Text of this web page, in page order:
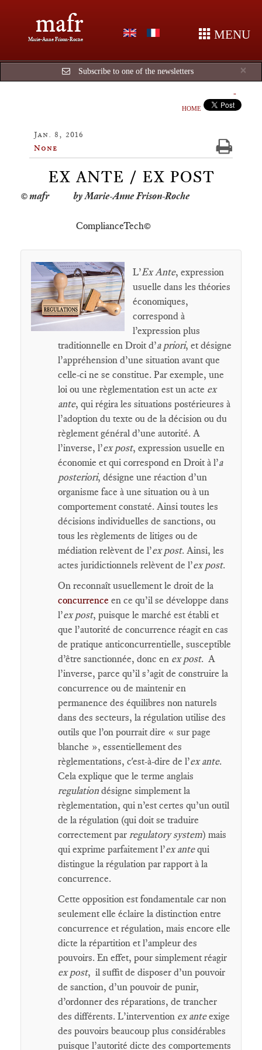
mafr
Marie-Anne Frison-Roche MENU
×
Subscribe to one of the newsletters
HOME
Jan. 8, 2016
None
EX ANTE / EX POST
by Marie-Anne Frison-Roche
ComplianceTech©
L’Ex Ante, expression
usuelle dans les théories
économiques,
correspond à
l’expression plus
traditionnelle en Droit d’a priori, et désigne
l’appréhension d’une situation avant que
celle-ci ne se constitue. Par exemple, une
loi ou une règlementation est un acte ex
ante, qui régira les situations postérieures à
l’adoption du texte ou de la décision ou du
règlement général d’une autorité. A
l’inverse, l’ex post, expression usuelle en
économie et qui correspond en Droit à l’a
posteriori, désigne une réaction d’un
organisme face à une situation ou à un
comportement constaté. Ainsi toutes les
décisions individuelles de sanctions, ou
tous les règlements de litiges ou de
médiation relèvent de l’ex post. Ainsi, les
actes juridictionnels relèvent de l’ex post.
On reconnaît usuellement le droit de la
concurrence en ce qu’il se développe dans
l’ex post, puisque le marché est établi et
que l’autorité de concurrence réagit en cas
de pratique anticoncurrentielle, susceptible
d’être sanctionnée, donc en ex post. A
l’inverse, parce qu’il s’agit de construire la
concurrence ou de maintenir en
permanence des équilibres non naturels
dans des secteurs, la régulation utilise des
outils que l’on pourrait dire « sur page
blanche », essentiellement des
règlementations, c'est-à-dire de l’ex ante.
Cela explique que le terme anglais
regulation désigne simplement la
règlementation, qui n’est certes qu’un outil
de la régulation (qui doit se traduire
correctement par regulatory system) mais
qui exprime parfaitement l’ex antequi
distingue la régulation par rapport à la
concurrence.
Cette opposition est fondamentale car non
seulement elle éclaire la distinction entre
concurrence et régulation, mais encore elle
dicte la répartition et l’ampleur des
pouvoirs. En effet, pour simplement réagir
ex post, il suffit de disposer d’un pouvoir
de sanction, d’un pouvoir de punir,
d’ordonner des réparations, de trancher
des différents. L’intervention ex anteexige
des pouvoirs beaucoup plus considérables
puisque l’autorité dicte des comportements